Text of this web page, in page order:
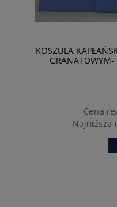
KOSZULA
GRANATOWYM-
Cena
Najniższa